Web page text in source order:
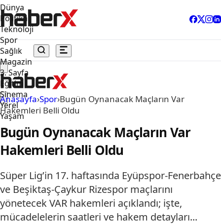
Dünya
Politika
Teknoloji
Spor
Sağlık
Magazin
3. Sayfa
Eğitim
Sinema
Yerel
Yaşam
Anasayfa›Spor›Bugün Oynanacak Maçların Var
Hakemleri Belli Oldu
Bugün Oynanacak Maçların Var
Hakemleri Belli Oldu
Süper Lig’in 17. haftasında Eyüpspor-Fenerbahçe
ve Beşiktaş-Çaykur Rizespor maçlarını
yönetecek VAR hakemleri açıklandı; işte,
mücadelelerin saatleri ve hakem detayları...